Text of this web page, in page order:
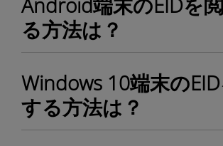
る方法は？
Windows 10端末の
する方法は？